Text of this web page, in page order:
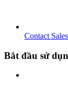
Contact Sales
Bắt đầu sử